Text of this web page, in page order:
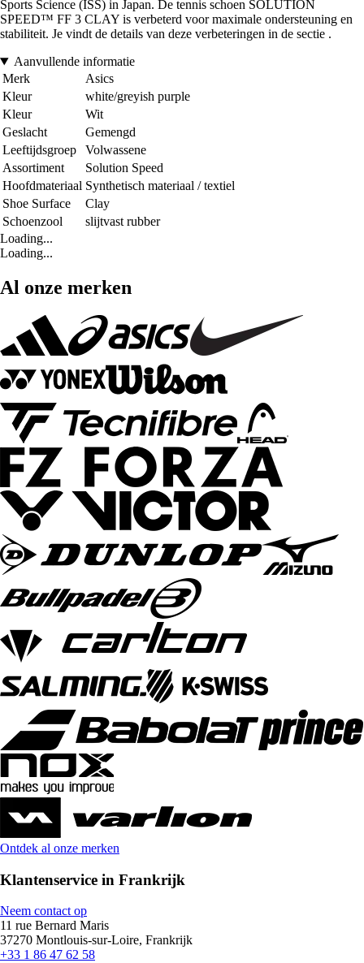
Sports Science (ISS) in Japan. De tennis schoen SOLUTION
SPEED™ FF 3 CLAY is verbeterd voor maximale ondersteuning en
stabiliteit. Je vindt de details van deze verbeteringen in de sectie .
Aanvullende informatie
Merk
Asics
Kleur
white/greyish purple
Kleur
Wit
Geslacht
Gemengd
Leeftijdsgroep
Volwassene
Assortiment
Solution Speed
Hoofdmateriaal Synthetisch materiaal / textiel
Shoe Surface
Clay
Schoenzool
slijtvast rubber
Loading...
Loading...
Al onze merken
Ontdek al onze merken
Klantenservice in Frankrijk
Neem contact op
11 rue Bernard Maris
37270 Montlouis-sur-Loire, Frankrijk
+33 1 86 47 62 58